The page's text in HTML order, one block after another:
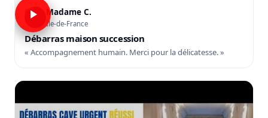
Madame C.
Île-de-France
Débarras maison succession
« Accompagnement humain. Merci pour la délicatesse. »